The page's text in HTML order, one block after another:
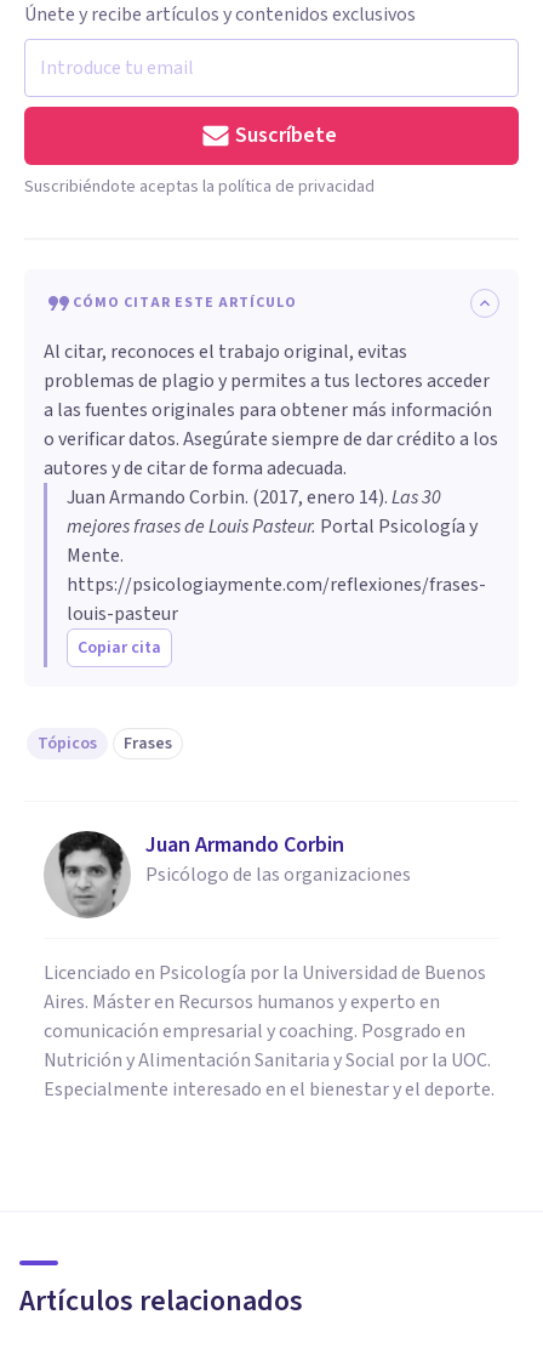
Únete y recibe artículos y contenidos exclusivos
Suscríbete
Suscribiéndote aceptas la política de privacidad
CÓMO CITAR ESTE ARTÍCULO
Al citar, reconoces el trabajo original, evitas
problemas de plagio y permites a tus lectores acceder
a las fuentes originales para obtener más información
o verificar datos. Asegúrate siempre de dar crédito a los
autores y de citar de forma adecuada.
Juan Armando Corbin. (2017, enero 14).Las 30
mejores frases de Louis Pasteur. Portal Psicología y
Mente.
https://psicologiaymente.com/reflexiones/frases-
louis-pasteur
Copiar cita
Tópicos Frases
Juan Armando Corbin
Psicólogo de las organizaciones
Licenciado en Psicología por la Universidad de Buenos
Aires. Máster en Recursos humanos y experto en
comunicación empresarial y coaching. Posgrado en
Nutrición y Alimentación Sanitaria y Social por la UOC.
Especialmente interesado en el bienestar y el deporte.
Artículos relacionados
Hermann Hesse